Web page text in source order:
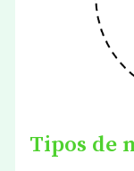
Tipos de